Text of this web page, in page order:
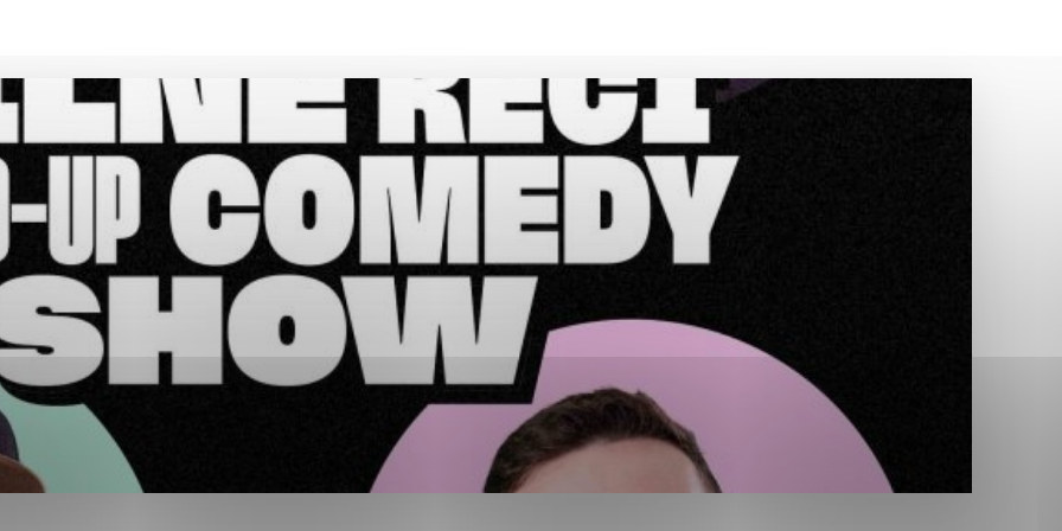
pre prevádzku nevyhnutné a pomáhajú urobiť webové stránky uplatniteľnými tým,
ako je navigácia na stránke a prístup k zabezpečeným oblastiam webovej
cookie nemôže web správne fungovať.
Analytické cookies
prevádzkovateľovi stránok pochopiť, ako návštevníci stránok stránku používajú,
a ponúknuť im lepšiu skúsenosť. Všetky dáta sa zbierajú anonymne a nie je
osobou.
Povoliť všetko Uložiť nastavenia